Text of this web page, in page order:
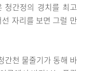
청간정의 경치를 최고
자리를 보면 그럴 만
간천 물줄기가 동해 바